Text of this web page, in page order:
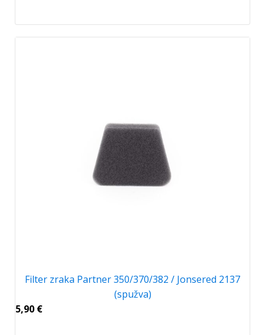
Filter zraka Partner 350/370/382 / Jonsered 2137
(spužva)
5,90 €